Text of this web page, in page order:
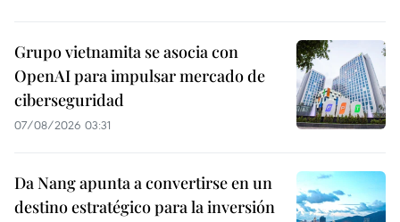
Grupo vietnamita se asocia con
OpenAI para impulsar mercado de
ciberseguridad
07/08/2026 03:31
Da Nang apunta a convertirse en un
destino estratégico para la inversión